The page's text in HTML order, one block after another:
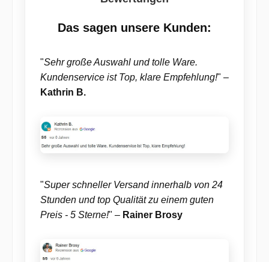
Das sagen unsere Kunden:
"Sehr große Auswahl und tolle Ware.
Kundenservice ist Top, klare Empfehlung!" –
Kathrin B.
"Super schneller Versand innerhalb von 24
Stunden und top Qualität zu einem guten
Preis - 5 Sterne!" – Rainer Brosy